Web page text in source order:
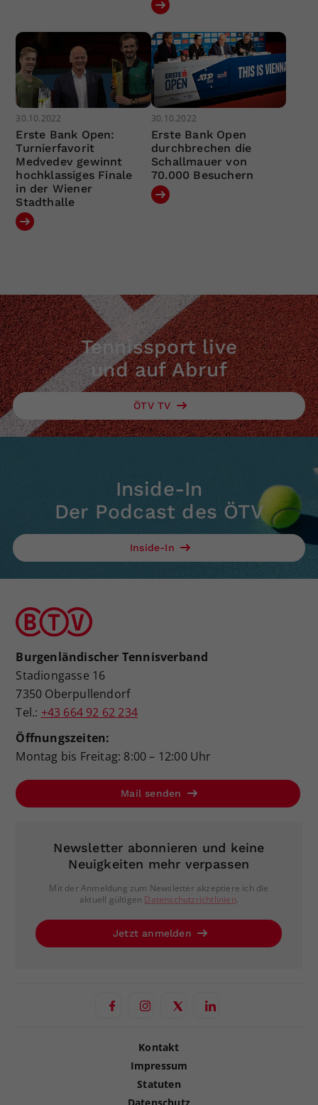
30.10.2022
Erste Bank Open:
Turnierfavorit
Medvedev gewinnt
hochklassiges Finale
in der Wiener
Stadthalle
30.10.2022
Erste Bank Open
durchbrechen die
Schallmauer von
70.000 Besuchern
Tennissport live
und auf Abruf
ÖTV TV
Inside-In
Der Podcast des ÖTV
Inside-In
Burgenländischer Tennisverband
Stadiongasse 16
7350 Oberpullendorf
Tel.: +43 664 92 62 234
Öffnungszeiten:
Montag bis Freitag: 8:00 – 12:00 Uhr
Mail senden
Newsletter abonnieren und keine
Neuigkeiten mehr verpassen
Mit der Anmeldung zum Newsletter akzeptiere ich die
aktuell gültigen Datenschutzrichtlinien.
Jetzt anmelden
Kontakt
Impressum
Statuten
Datenschutz